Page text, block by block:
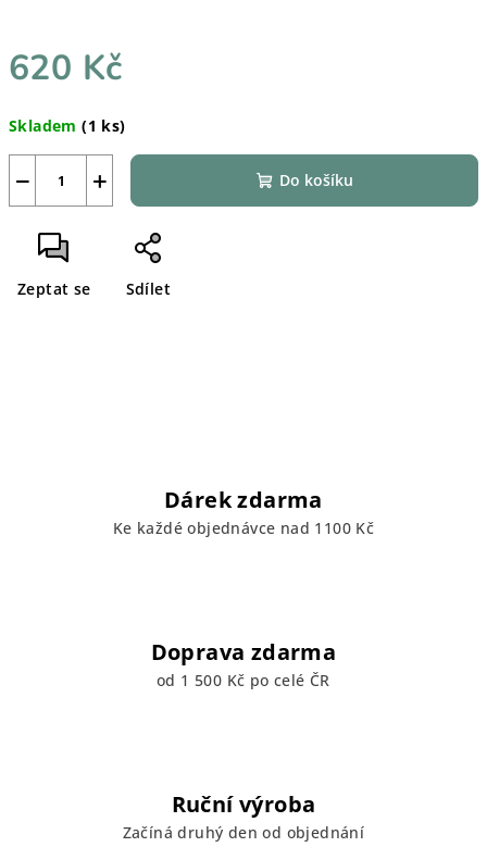
620 Kč
cena:
Skladem(1 ks)
+
− Do košíku
Zeptat se Sdílet
Dárek zdarma
Ke každé objednávce nad 1100 Kč
Doprava zdarma
od 1 500 Kč po celé ČR
Ruční výroba
Začíná druhý den od objednání